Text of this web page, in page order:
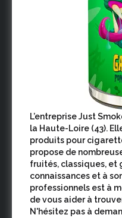
L’entreprise Just
la Haute-Loire (43).
produits pour
propose de
fruités, classiques, et
connaissances et à
professionnels est à
de vous aider à
N'hésitez pas à